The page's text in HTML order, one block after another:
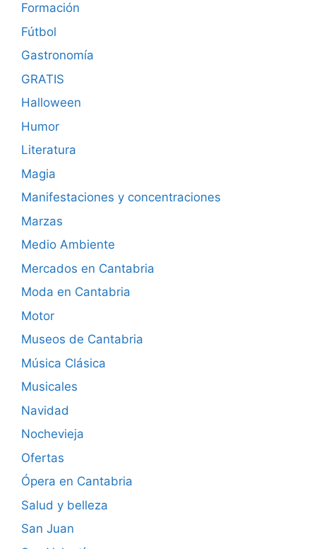
Formación
Fútbol
Gastronomía
GRATIS
Halloween
Humor
Literatura
Magia
Manifestaciones y concentraciones
Marzas
Medio Ambiente
Mercados en Cantabria
Moda en Cantabria
Motor
Museos de Cantabria
Música Clásica
Musicales
Navidad
Nochevieja
Ofertas
Ópera en Cantabria
Salud y belleza
San Juan